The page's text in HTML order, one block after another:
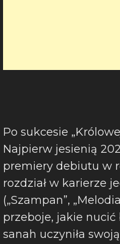
Po sukcesie
Najpierw jesienią
premiery debiutu w
rozdział w karierze
(„Szampan”,
przeboje, jakie nucić
sanah uczyniła